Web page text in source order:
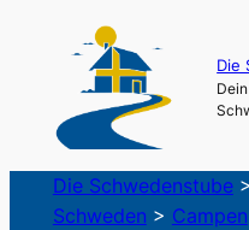
springen
Die
Die Schwedenstube>
Schweden > Campen